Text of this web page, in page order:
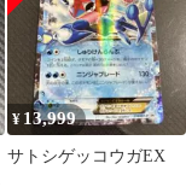
¥ 13,999
サトシゲッコウガEX